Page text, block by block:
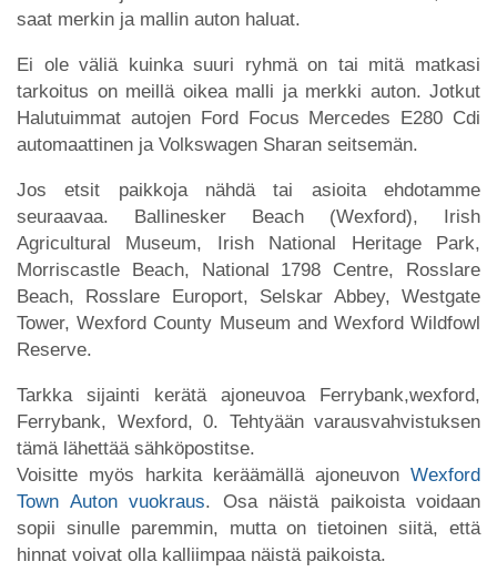
saat merkin ja mallin auton haluat.
Ei ole väliä kuinka suuri ryhmä on tai mitä matkasi
tarkoitus on meillä oikea malli ja merkki auton. Jotkut
Halutuimmat autojen Ford Focus Mercedes E280 Cdi
automaattinen ja Volkswagen Sharan seitsemän.
Jos etsit paikkoja nähdä tai asioita ehdotamme
seuraavaa. Ballinesker Beach (Wexford), Irish
Agricultural Museum, Irish National Heritage Park,
Morriscastle Beach, National 1798 Centre, Rosslare
Beach, Rosslare Europort, Selskar Abbey, Westgate
Tower, Wexford County Museum and Wexford Wildfowl
Reserve.
Tarkka sijainti kerätä ajoneuvoa Ferrybank,wexford,
Ferrybank, Wexford, 0. Tehtyään varausvahvistuksen
tämä lähettää sähköpostitse.
Voisitte myös harkita keräämällä ajoneuvon Wexford
Town Auton vuokraus. Osa näistä paikoista voidaan
sopii sinulle paremmin, mutta on tietoinen siitä, että
hinnat voivat olla kalliimpaa näistä paikoista.